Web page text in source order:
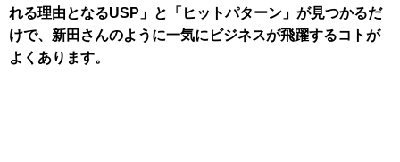
れる理由となるUSP」と「ヒットパターン」が見つかるだ
けで、 新田さんのように一気にビジネスが飛躍するコトが
よくあります。